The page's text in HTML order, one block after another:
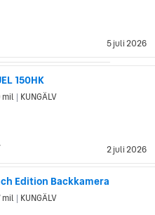
5 juli 2026
150HK
2 juli 2026
mil KUNGÄLV
Edition Backkamera
mil KUNGÄLV